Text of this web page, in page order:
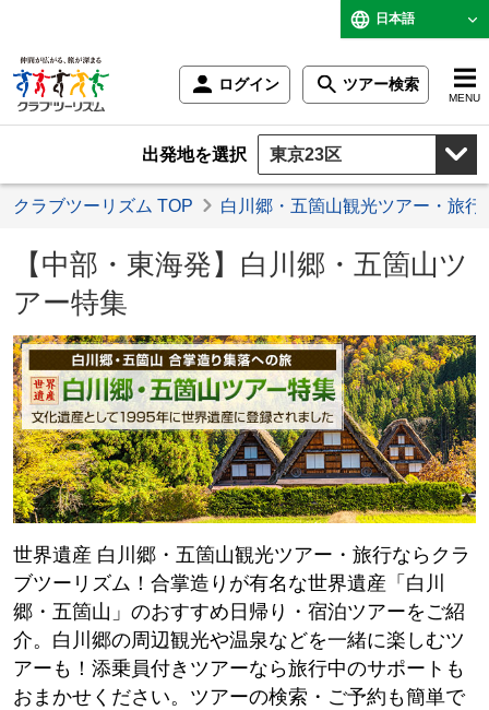
日本語
ログイン ツアー検索
MENU
出発地を選択
クラブツーリズム TOP 白川郷・五箇山観光ツアー・旅行
【中部・東海発】白川郷・五箇山ツ
アー特集
世界遺産 白川郷・五箇山観光ツアー・旅行ならクラ
ブツーリズム！合掌造りが有名な世界遺産「白川
郷・五箇山」のおすすめ日帰り・宿泊ツアーをご紹
介。白川郷の周辺観光や温泉などを一緒に楽しむツ
アーも！添乗員付きツアーなら旅行中のサポートも
おまかせください。ツアーの検索・ご予約も簡単で